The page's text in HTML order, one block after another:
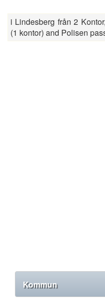
i Lindesberg från 2
(1 kontor) and Polisen
Kommun